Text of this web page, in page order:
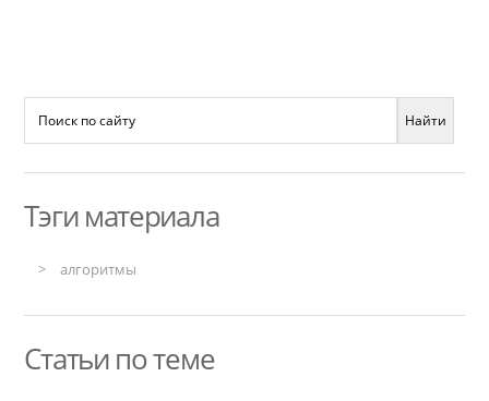
Тэги материала
алгоритмы
Статьи по теме